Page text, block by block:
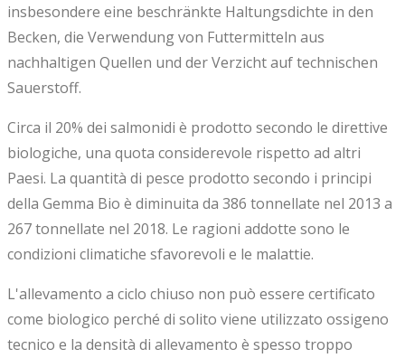
insbesondere eine beschränkte Haltungsdichte in den
Becken, die Verwendung von Futtermitteln aus
nachhaltigen Quellen und der Verzicht auf technischen
Sauerstoff.
Circa il 20% dei salmonidi è prodotto secondo le direttive
biologiche, una quota considerevole rispetto ad altri
Paesi. La quantità di pesce prodotto secondo i principi
della Gemma Bio è diminuita da 386 tonnellate nel 2013 a
267 tonnellate nel 2018. Le ragioni addotte sono le
condizioni climatiche sfavorevoli e le malattie.
L'allevamento a ciclo chiuso non può essere certificato
come biologico perché di solito viene utilizzato ossigeno
tecnico e la densità di allevamento è spesso troppo